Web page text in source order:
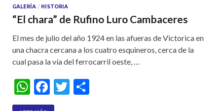
GALERÍA / HISTORIA
“El chara” de Rufino Luro Cambaceres
El mes de julio del año 1924 en las afueras de Victorica en
una chacra cercana a los cuatro esquineros, cerca de la
cual pasa la vía del ferrocarril oeste, …
W
h
F
ac
T